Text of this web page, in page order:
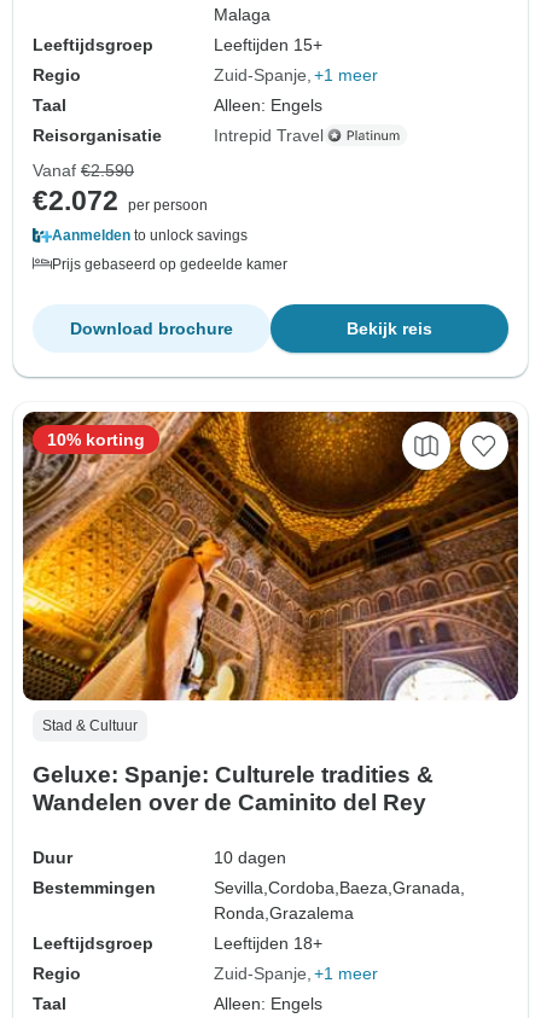
Malaga
Leeftijdsgroep
Leeftijden 15+
Regio
Zuid-Spanje +1 meer
Taal
Alleen: Engels
Reisorganisatie
Intrepid Travel
Vanaf €2.590
€2.072
per persoon
Aanmelden to unlock savings
Prijs gebaseerd op gedeelde kamer
Bekijk reis
Download brochure
Stad & Cultuur
Geluxe: Spanje: Culturele tradities &
Wandelen over de Caminito del Rey
Duur
10 dagen
Bestemmingen
Sevilla,Cordoba, Baeza,Granada,
Ronda,Grazalema
Leeftijdsgroep
Leeftijden 18+
Regio
Zuid-Spanje +1 meer
Taal
Alleen: Engels
10% korting